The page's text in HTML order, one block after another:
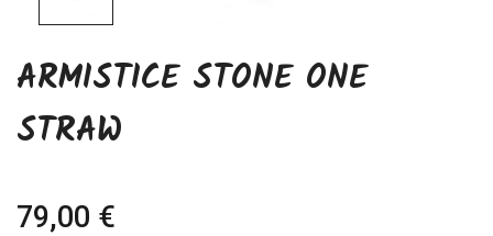
ARMISTICE STONE ONE
STRAW
79,00 €